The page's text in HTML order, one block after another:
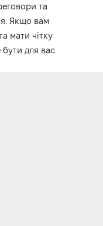
та
Якщо вам
мати чітку
для вас